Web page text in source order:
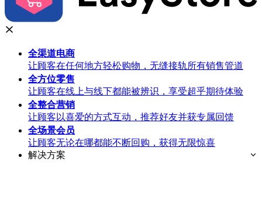
全渠道电商
让顾客在任何地方轻松购物，无缝接轨所有销售管道
全方位零售
让顾客在线上与线下都能被辨识，享受超乎期待体验
全整合营销
让顾客以喜爱的方式互动，推荐好友并获专属回馈
全场景会员
让顾客无论在哪都能不断回购，获得无限惊喜
解决方案